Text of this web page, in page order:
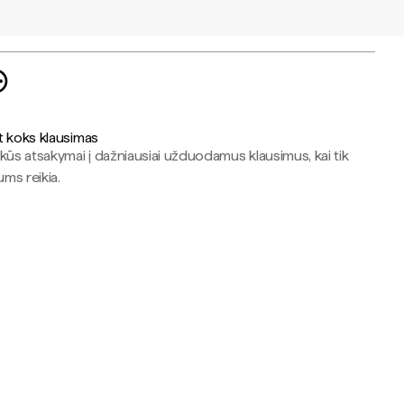
koks klausimas
atsakymai į dažniausiai užduodamus klausimus, kai tik
reikia.